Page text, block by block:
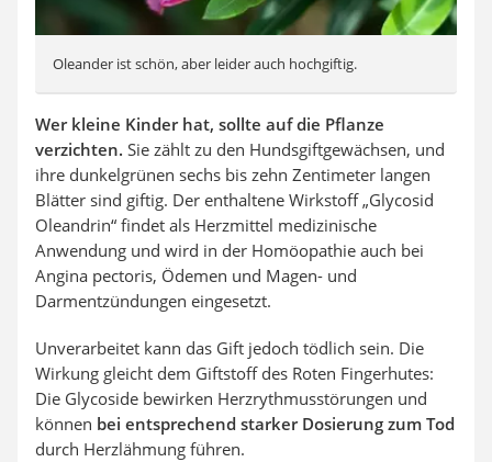
Oleander ist schön, aber leider auch hochgiftig.
Wer kleine Kinder hat, sollte auf die Pflanze
verzichten. Sie zählt zu den Hundsgiftgewächsen, und
ihre dunkelgrünen sechs bis zehn Zentimeter langen
Blätter sind giftig. Der enthaltene Wirkstoff „Glycosid
Oleandrin“ findet als Herzmittel medizinische
Anwendung und wird in der Homöopathie auch bei
Angina pectoris, Ödemen und Magen- und
Darmentzündungen eingesetzt.
Unverarbeitet kann das Gift jedoch tödlich sein. Die
Wirkung gleicht dem Giftstoff des Roten Fingerhutes:
Die Glycoside bewirken Herzrythmusstörungen und
können bei entsprechend starker Dosierung zum Tod
durch Herzlähmung führen.